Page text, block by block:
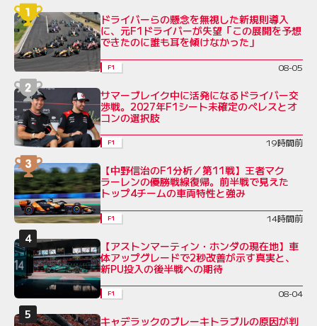
ドライバーらの懸念を無視した新規則導入
に、元F1ドライバーが失望「この展開を予想
できたのに誰も耳を傾けなかった」
F1 08-05
サマーブレイク中に活発になるドライバー交
渉戦。2027年F1シート未確定のペレスとオ
コンの選択肢
F1 19時間前
【中野信治のF1分析／第11戦】王者マク
ラーレンの優勝戦線復帰。前半戦で見えた
トップ4チームの車両特性と強み
F1 14時間前
【アストンマーティン・ホンダの現在地】車
体アップグレードで2秒改善が示す真実と、
新PU投入の後半戦への期待
F1 08-04
キャデラックのブレーキトラブルの原因が判